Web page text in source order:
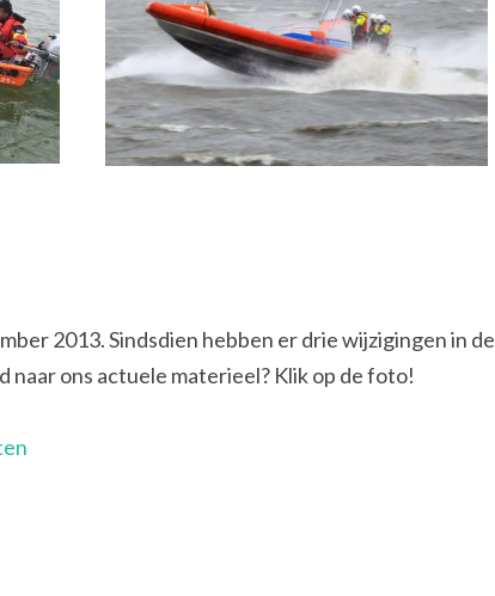
2013. Sindsdien hebben er drie wijzigingen in de
naar ons actuele materieel? Klik op de foto!